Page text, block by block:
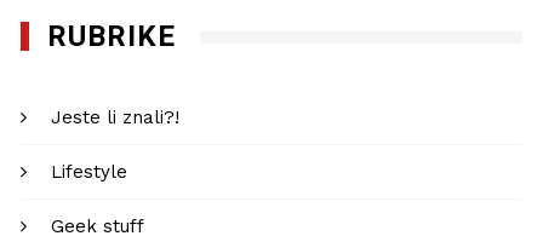
RUBRIKE
Jeste li znali?!
Lifestyle
Geek stuff